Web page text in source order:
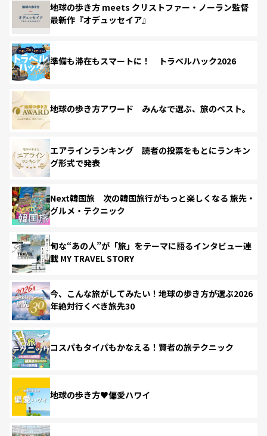
地球の歩き方 meets クリストファー・ノーラン監督
最新作『オデュッセイア』
準備も滞在もスマートに！ トラベルハック2026
地球の歩き方アワード みんなで選ぶ、旅のベスト。
エアラインランキング 読者の投票をもとにランキン
グ形式で発表
Next韓国旅 次の韓国旅行がもっと楽しくなる 旅先・
グルメ・テクニック
旬な“あの人”が「旅」をテーマに語るインタビュー連
載 MY TRAVEL STORY
今、こんな旅がしてみたい！地球の歩き方が選ぶ2026
年絶対行くべき旅先30
コスパもタイパもかなえる！賢者の旅テクニック
地球の歩き方♥偏愛ハワイ